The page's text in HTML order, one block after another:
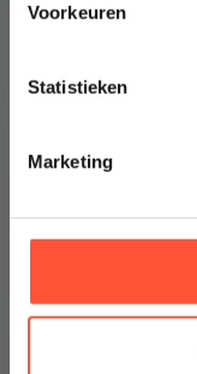
Voorkeuren
Statistieken
Marketing